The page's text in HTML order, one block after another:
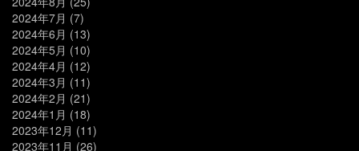
2024年7月 (7)
2024年6月 (13)
2024年5月 (10)
2024年4月 (12)
2024年3月 (11)
2024年2月 (21)
2024年1月 (18)
2023年12月 (11)
2023年11月 (26)